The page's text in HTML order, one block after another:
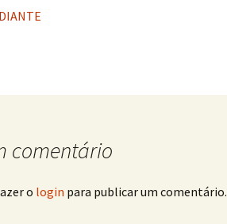
comentário
o login para publicar um comentário.